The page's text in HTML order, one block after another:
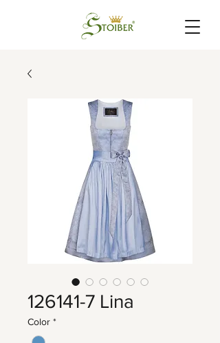
126141-7 Lina
Color *